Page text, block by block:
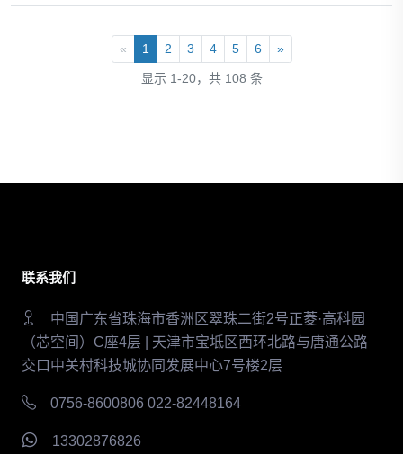
« 1 2 3 4 5 6 »
显示 1-20，共 108 条
联系我们
中国广东省珠海市香洲区翠珠二街2号正菱·高科园
（芯空间）C座4层 | 天津市宝坻区西环北路与唐通公路
交口中关村科技城协同发展中心7号楼2层
0756-8600806 022-82448164
13302876826